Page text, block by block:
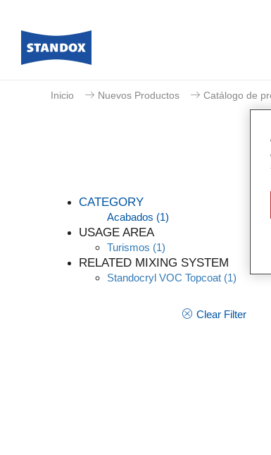
Inicio Nuevos Productos Catálogo de
CATEGORY
Acabados (1)
USAGE AREA
Turismos (1)
RELATED MIXING SYSTEM
Standocryl VOC Topcoat (1)
Clear Filter